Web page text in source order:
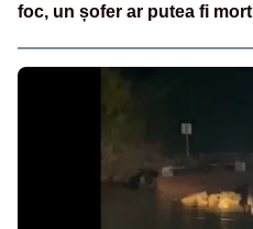
foc, un șofer ar putea fi mort